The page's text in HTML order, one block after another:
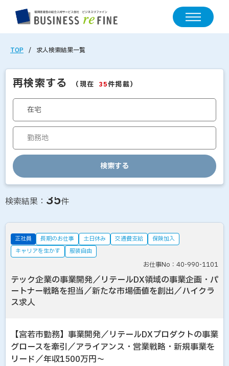
TOP 求人検索結果一覧
再検索する （現在 35件掲載）
検索する
求人情報の検索結果一覧
検索結果： 35件
正社員 長期のお仕事 土日休み 交通費支給
保険加入
キャリアを生かす
服装自由
お仕事No：40-990-1101
テック企業の事業開発／リテールDX領域の事業企画・パ
ートナー戦略を担当／新たな市場価値を創出／ハイクラ
ス求人
【宮若市勤務】事業開発／リテールDXプロダクトの事業
グロースを牽引／アライアンス・営業戦略・新規事業を
リード／年収1500万円～